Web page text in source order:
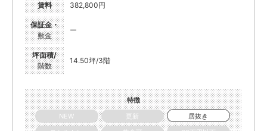
賃料 382,800円
保証金・
敷金
ー
坪面積/
階数
14.50坪/3階
特徴
NEW
更新
居抜き